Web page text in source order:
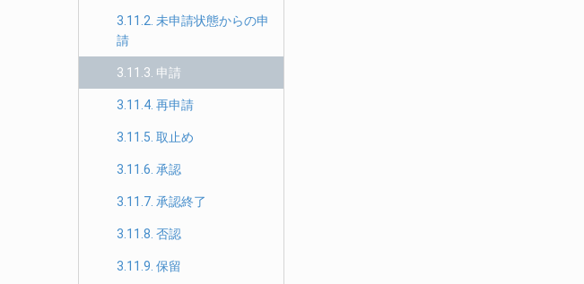
3.11.2. 未申請状態からの申
請
3.11.3. 申請
3.11.4. 再申請
3.11.5. 取止め
3.11.6. 承認
3.11.7. 承認終了
3.11.8. 否認
3.11.9. 保留